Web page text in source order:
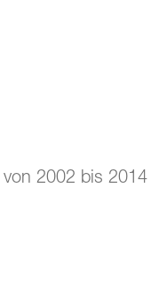
2002 bis 2014